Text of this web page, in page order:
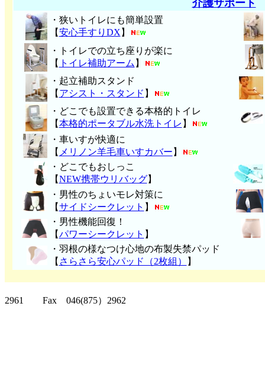
介護サポート
・狭いトイレにも簡単設置
【安心手すりDX 】
・トイレでの立ち座りが楽に
【 トイレ補助アーム 】
・起立補助スタンド
【 アシスト・スタンド 】
・どこでも設置できる本格的トイレ
【本格的ポータブル水洗トイレ 】
・車いすが快適に
【 メリノン羊毛車いすカバー 】
・どこでもおしっこ
【NEW携帯ウリバッグ】
・男性のちょいモレ対策に
【サイドシークレット 】
・男性機能回復！
【パワーシークレット 】
・ 羽根の様なつけ心地の布製失禁パッ ド
【 さらさら安心パッド（2枚組） 】
2961 Fax 046(875）2962